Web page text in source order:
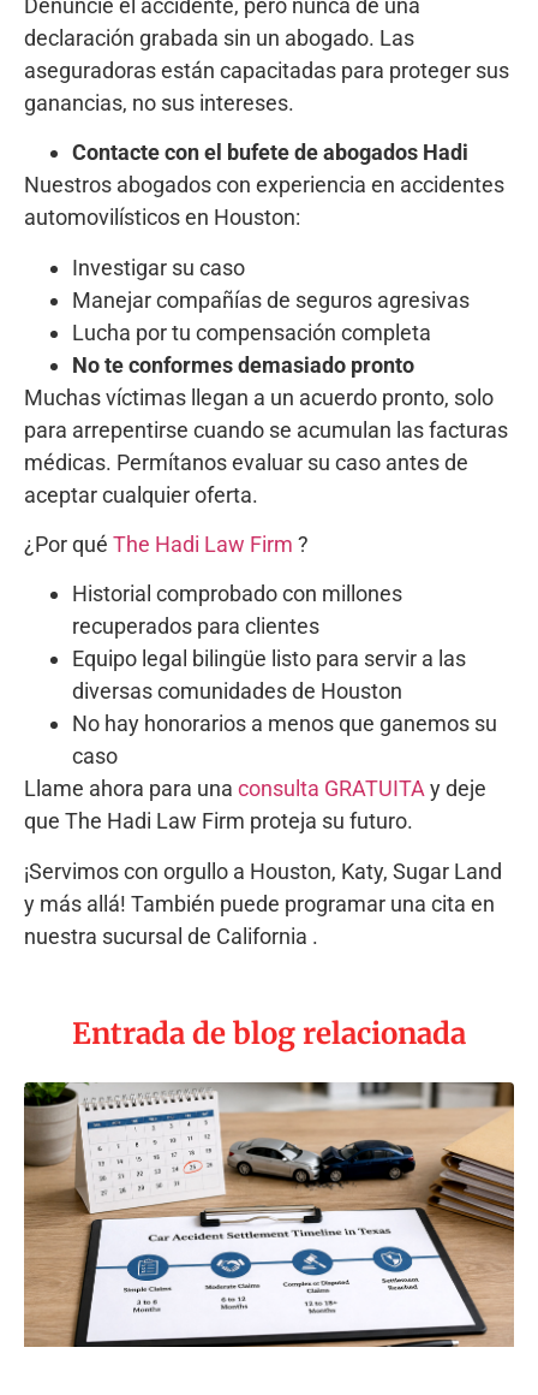
Denuncie el accidente, pero nunca dé una
declaración grabada sin un abogado. Las
aseguradoras están capacitadas para proteger sus
ganancias, no sus intereses.
Contacte con el bufete de abogados Hadi
Nuestros abogados con experiencia en accidentes
automovilísticos en Houston:
Investigar su caso
Manejar compañías de seguros agresivas
Lucha por tu compensación completa
No te conformes demasiado pronto
Muchas víctimas llegan a un acuerdo pronto, solo
para arrepentirse cuando se acumulan las facturas
médicas. Permítanos evaluar su caso antes de
aceptar cualquier oferta.
¿Por qué The Hadi Law Firm ?
Historial comprobado con millones
recuperados para clientes
Equipo legal bilingüe listo para servir a las
diversas comunidades de Houston
No hay honorarios a menos que ganemos su
caso
Llame ahora para una consulta GRATUITAy deje
que The Hadi Law Firm proteja su futuro.
¡Servimos con orgullo a Houston, Katy, Sugar Land
y más allá! También puede programar una cita en
nuestra sucursal de California .
Entrada de blog relacionada